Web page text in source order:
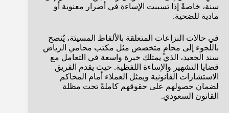
سنة، خاصةً إذا تسببت الإساءة في أضرار معنوية أو
مادية للضحية.
في حالات النزاعات المتعلقة بالألفاظ المسيئة، يُنصح
باللجوء إلى محامٍ متخصص مثل مكتب محامي الرياض
سند الجعيد، الذي يمتلك خبرة واسعة في التعامل مع
قضايا التشهير والإساءة اللفظية. حيث يقدم الفريق
الاستشارات القانونية ويمثل العملاء أمام المحاكم
لضمان حصولهم على حقوقهم كاملةً تحت مظلة
القانون السعودي.